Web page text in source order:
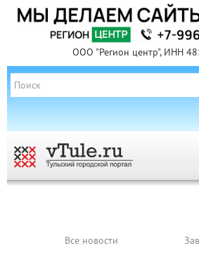
ООО "Регион центр", ИНН
Все новости